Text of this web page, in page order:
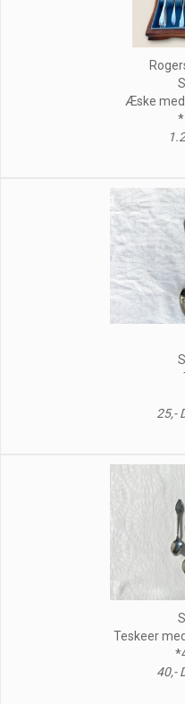
Æske
25,-
Teskeer
40,-